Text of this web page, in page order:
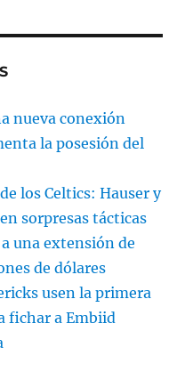
nueva conexión
la posesión del
los Celtics: Hauser y
sorpresas tácticas
una extensión de
de dólares
usen la primera
fichar a Embiid